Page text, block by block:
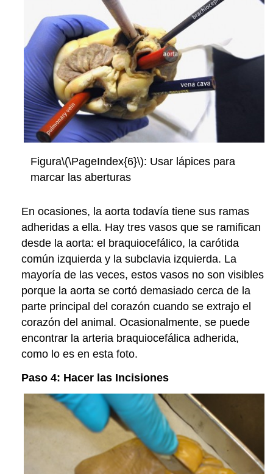
Figura\(\PageIndex{6}\): Usar lápices para
marcar las aberturas
En ocasiones, la aorta todavía tiene sus ramas
adheridas a ella. Hay tres vasos que se ramifican
desde la aorta: el braquiocefálico, la carótida
común izquierda y la subclavia izquierda. La
mayoría de las veces, estos vasos no son visibles
porque la aorta se cortó demasiado cerca de la
parte principal del corazón cuando se extrajo el
corazón del animal. Ocasionalmente, se puede
encontrar la arteria braquiocefálica adherida,
como lo es en esta foto.
Paso 4: Hacer las Incisiones